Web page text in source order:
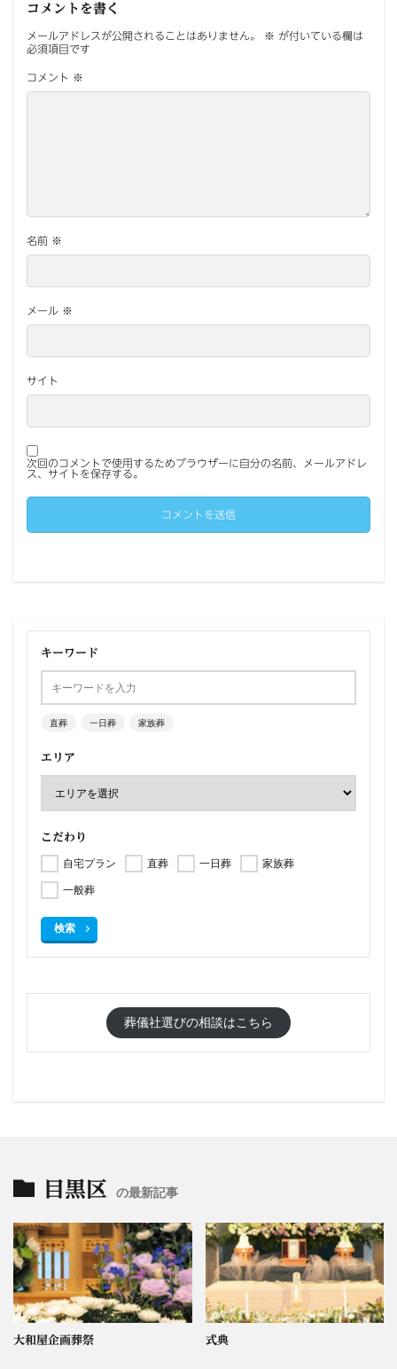
コメントを書く
メールアドレスが公開されることはありません。 ※ が付いている欄は
必須項目です
コメント ※
名前 ※
メール ※
サイト
次回のコメントで使用するためブラウザーに自分の名前、メールアドレ
ス、サイトを保存する。
キーワード
直葬 一日葬 家族葬
エリア
こだわり
自宅プラン 直葬 一日葬
家族葬
一般葬
検索
葬儀社選びの相談はこちら
目黒区 の最新記事
大和屋企画葬祭 式典